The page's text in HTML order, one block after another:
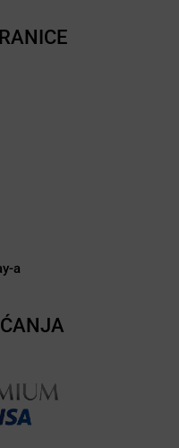
a